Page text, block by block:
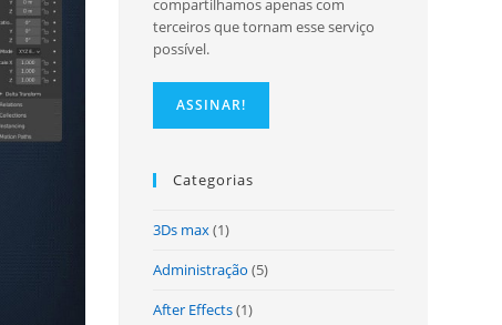
compartilhamos apenas com
terceiros que tornam esse serviço
possível.
Categorias
3Ds max(1)
Administração (5)
After Effects(1)